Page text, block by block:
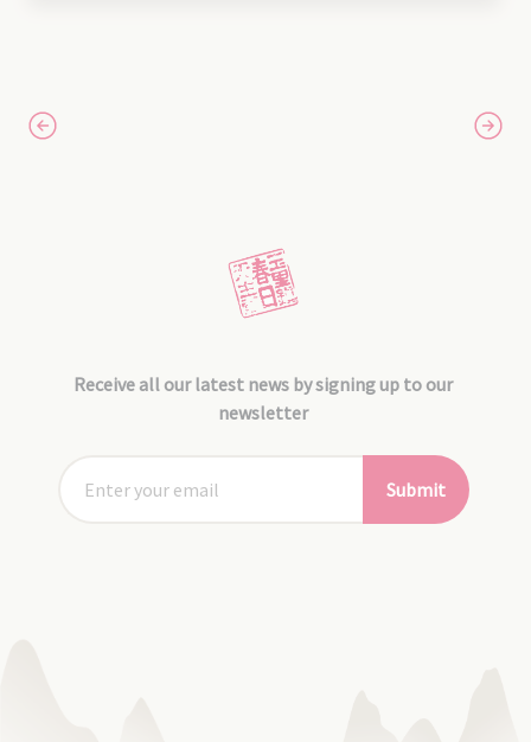
Receive all our latest news by signing up to our
newsletter
Submit